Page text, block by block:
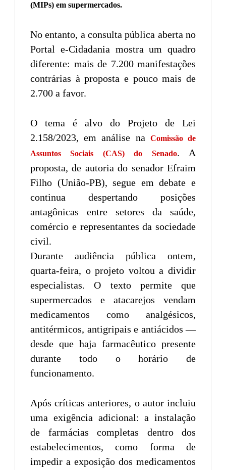
(MIPs) em supermercados.
No entanto, a consulta pública aberta no
Portal e-Cidadania mostra um quadro
diferente: mais de 7.200 manifestações
contrárias à proposta e pouco mais de
2.700 a favor.
O tema é alvo do Projeto de Lei
2.158/2023, em análise na
Comissão de
Assuntos Sociais (CAS) do Senado. A
proposta, de autoria do senador Efraim
Filho (União-PB), segue em debate e
continua despertando posições
antagônicas entre setores da saúde,
comércio e representantes da sociedade
civil.
Durante audiência pública ontem,
quarta-feira, o projeto voltou a dividir
especialistas. O texto permite que
supermercados e atacarejos vendam
medicamentos como analgésicos,
antitérmicos, antigripais e antiácidos —
desde que haja farmacêutico presente
durante todo o horário de
funcionamento.
Após críticas anteriores, o autor incluiu
uma exigência adicional: a instalação
de farmácias completas dentro dos
estabelecimentos, como forma de
impedir a exposição dos medicamentos